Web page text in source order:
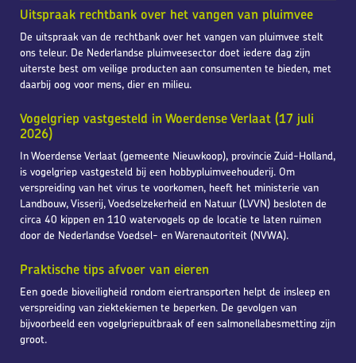
Uitspraak rechtbank over het vangen van pluimvee
De uitspraak van de rechtbank over het vangen van pluimvee stelt
ons teleur. De Nederlandse pluimveesector doet iedere dag zijn
uiterste best om veilige producten aan consumenten te bieden, met
daarbij oog voor mens, dier en milieu.
Vogelgriep vastgesteld in Woerdense Verlaat (17 juli
2026)
In Woerdense Verlaat (gemeente Nieuwkoop), provincie Zuid-Holland,
is vogelgriep vastgesteld bij een hobbypluimveehouderij. Om
verspreiding van het virus te voorkomen, heeft het ministerie van
Landbouw, Visserij, Voedselzekerheid en Natuur (LVVN) besloten de
circa 40 kippen en 110 watervogels op de locatie te laten ruimen
door de Nederlandse Voedsel- en Warenautoriteit (NVWA).
Praktische tips afvoer van eieren
Een goede bioveiligheid rondom eiertransporten helpt de insleep en
verspreiding van ziektekiemen te beperken. De gevolgen van
bijvoorbeeld een vogelgriepuitbraak of een salmonellabesmetting zijn
groot.